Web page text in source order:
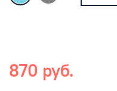
870 руб.